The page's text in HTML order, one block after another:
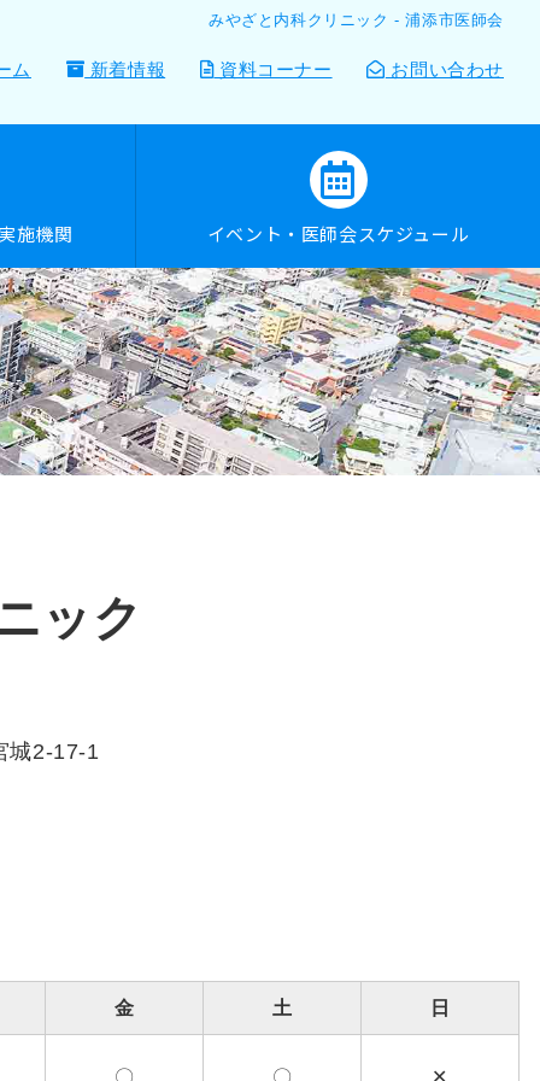
みやざと内科クリニック - 浦添市医師会
ム 新着情報 資料コーナー お問い合わせ
施機関 イベント・医師会スケジュール
ック
城2-17-1
金 土 日